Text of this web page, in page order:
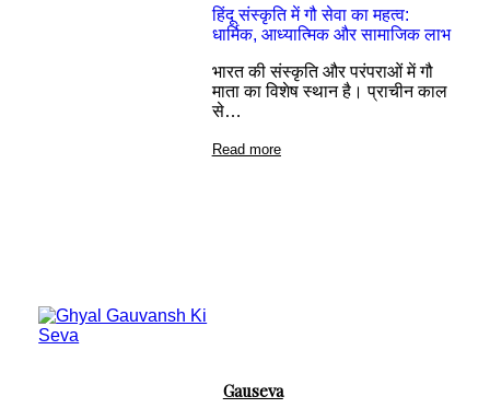
हिंदू संस्कृति में गौ सेवा का महत्व:
धार्मिक, आध्यात्मिक और सामाजिक लाभ
भारत की संस्कृति और परंपराओं में गौ
माता का विशेष स्थान है। प्राचीन काल
से…
Read more
Gauseva